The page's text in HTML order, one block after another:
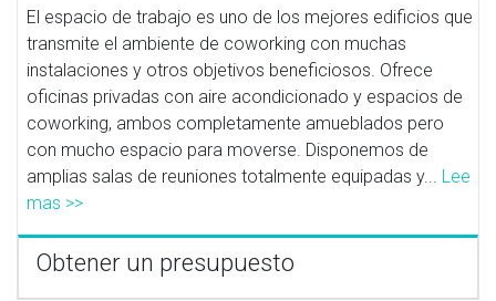
El espacio de trabajo es uno de los mejores edificios que
transmite el ambiente de coworking con muchas
instalaciones y otros objetivos beneficiosos. Ofrece
oficinas privadas con aire acondicionado y espacios de
coworking, ambos completamente amueblados pero
con mucho espacio para moverse. Disponemos de
amplias salas de reuniones totalmente equipadas y... Lee
mas >>
Obtener un presupuesto